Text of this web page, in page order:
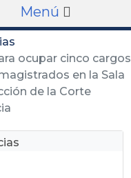
Menú
ocupar cinco cargos
en la Sala
de la Corte